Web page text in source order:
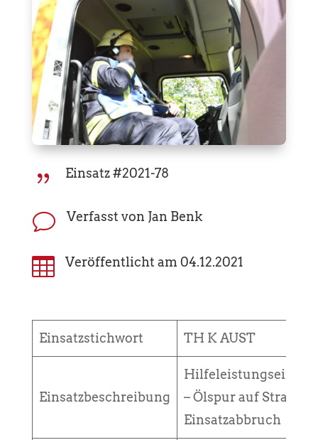
{ Einsatz #2021-78
v Verfasst von Jan Benk
 Veröffentlicht am 04.12.2021
Einsatzstichwort TH K AUST
Einsatzbeschreibung
Hilfeleistungseinsatz
– Ölspur auf Straße,
Einsatzabbruch